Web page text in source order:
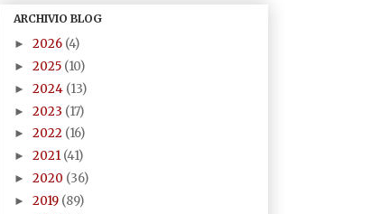
ARCHIVIO BLOG
► 2026 (4)
► 2025 (10)
► 2024 (13)
► 2023 (17)
► 2022 (16)
► 2021 (41)
► 2020 (36)
► 2019 (89)